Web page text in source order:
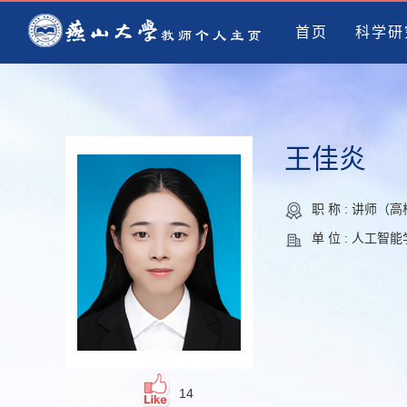
首页 科学
14
王佳炎
职 称 : 讲师（高
单 位 : 人工智能